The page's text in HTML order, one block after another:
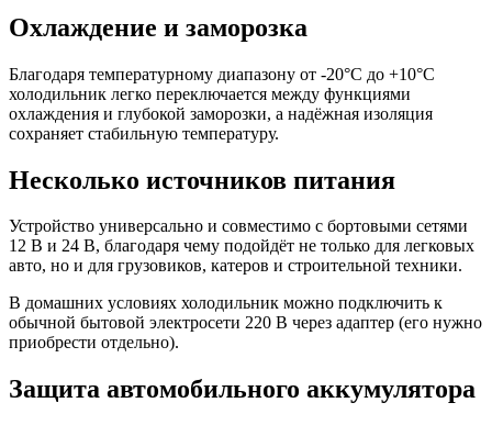
Охлаждение и заморозка
Благодаря температурному диапазону от -20°C до +10°C
холодильник легко переключается между функциями
охлаждения и глубокой заморозки, а надёжная изоляция
сохраняет стабильную температуру.
Несколько источников питания
Устройство универсально и совместимо с бортовыми сетями
12 В и 24 В, благодаря чему подойдёт не только для легковых
авто, но и для грузовиков, катеров и строительной техники.
В домашних условиях холодильник можно подключить к
обычной бытовой электросети 220 В через адаптер (его нужно
приобрести отдельно).
Защита автомобильного аккумулятора